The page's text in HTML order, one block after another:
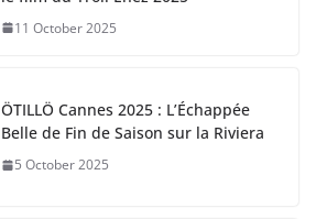
11 October 2025
ÖTILLÖ Cannes 2025 : L’Échappée
Belle de Fin de Saison sur la Riviera
5 October 2025